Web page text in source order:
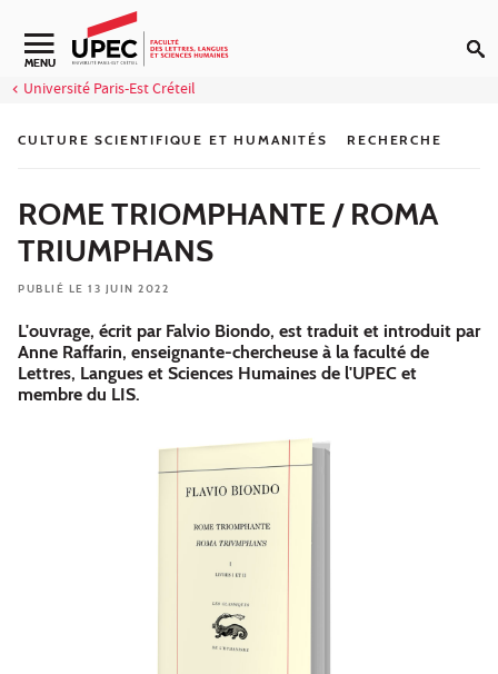
Aller au contenu
Navigation secondaire
MENU
Université Paris-Est Créteil
CULTURE SCIENTIFIQUE ET HUMANITÉS RECHERCHE
ROME TRIOMPHANTE / ROMA
TRIUMPHANS
PUBLIÉ LE 13 JUIN 2022
L'ouvrage, écrit par Falvio Biondo, est traduit et introduit par
Anne Raffarin, enseignante-chercheuse à la faculté de
Lettres, Langues et Sciences Humaines de l'UPEC et
membre du LIS.